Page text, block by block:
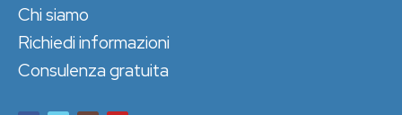
Chi siamo
Richiedi informazioni
Consulenza gratuita